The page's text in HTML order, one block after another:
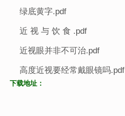
绿底黄字.pdf
近 视 与 饮 食 .pdf
近视眼并非不可治.pdf
高度近视要经常戴眼镜吗.pdf
下载地址：